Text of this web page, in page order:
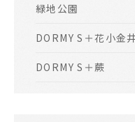
緑地公園
DORMY S＋花小金
DORMY S＋蕨